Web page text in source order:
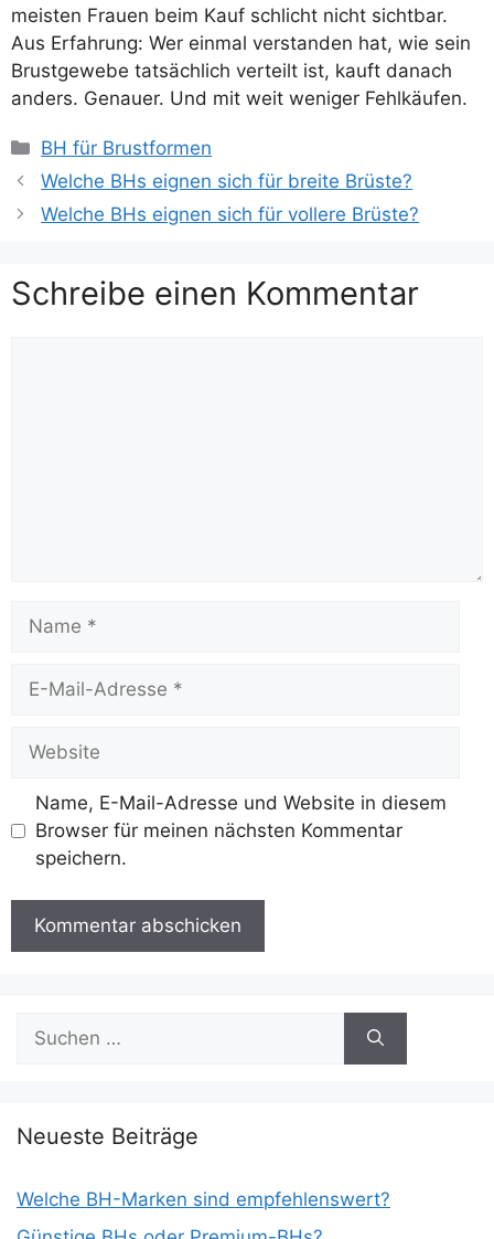
meisten Frauen beim Kauf schlicht nicht sichtbar.
Aus Erfahrung: Wer einmal verstanden hat, wie sein
Brustgewebe tatsächlich verteilt ist, kauft danach
anders. Genauer. Und mit weit weniger Fehlkäufen.
Kategorien
BH für Brustformen
Welche BHs eignen sich für breite Brüste?
Welche BHs eignen sich für vollere Brüste?
Schreibe einen Kommentar
Mail-
Name, E-Mail-Adresse und Website in diesem
Browser für meinen nächsten Kommentar
speichern.
Suchen
nach:
Neueste Beiträge
Welche BH-Marken sind empfehlenswert?